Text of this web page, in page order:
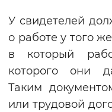
У свидетелей
о работе у того
в который
которого они
Таким
или трудовой